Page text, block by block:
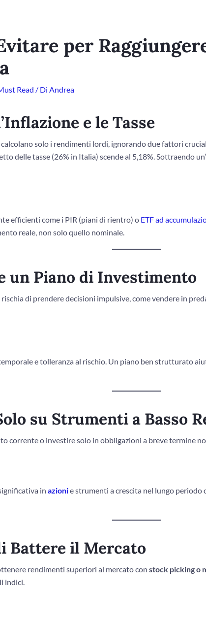
per
Read / Di Andrea
e le Tasse
solo i rendimenti lordi, ignorando due fattori
delle tasse (26% in Italia) scende al 5,18%. Sottraendo
efficienti come i PIR (piani di rientro) o ETF ad
reale, non solo quello nominale.
un Piano di Investimento
rischia di prendere decisioni impulsive, come vendere in
e tolleranza al rischio. Un piano ben strutturato
su Strumenti a Basso
corrente o investire solo in obbligazioni a breve termine
in azionie strumenti a crescita nel lungo periodo
Battere il Mercato
rendimenti superiori al mercato con stock picking o
indici.